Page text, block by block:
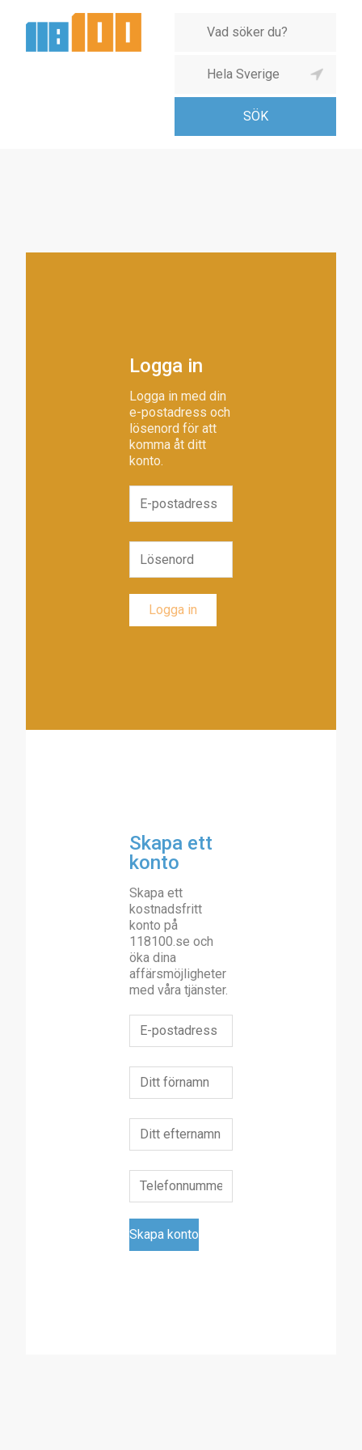
Logga in
Logga in med din
e-postadress och
lösenord för att
komma åt ditt
konto.
Skapa ett
konto
Skapa ett
kostnadsfritt
konto på
118100.se och
öka dina
affärsmöjligheter
med våra tjänster.